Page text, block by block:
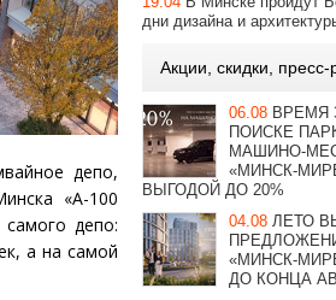
депо,
«А-100
депо:
а на самой
дни дизайна и
Акции, скидки,
06.08 ВРЕМЯ
ПОИСКЕ
МАШИНО-
«МИНСК-
ВЫГОДОЙ ДО 20%
04.08 ЛЕТО
«МИНСК-
ДО КОНЦА